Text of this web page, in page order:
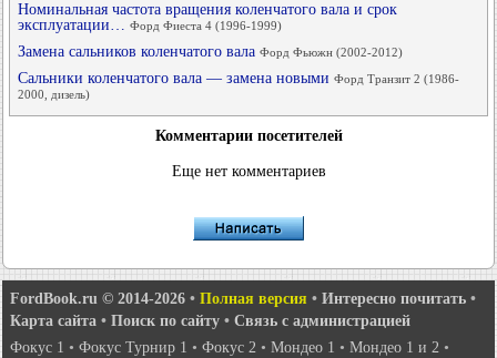
Номинальная частота вращения коленчатого вала и срок
эксплуатации… Форд Фиеста 4 (1996-1999)
Замена сальников коленчатого вала Форд Фьюжн (2002-2012)
Сальники коленчатого вала — замена новыми Форд Транзит 2 (1986-
2000, дизель)
Комментарии посетителей
Еще нет комментариев
FordBook.ru © 2014-2026 • Полная версия • Интересно почитать •
Карта сайта • Поиск по сайту • Связь с администрацией
Фокус 1 • Фокус Турнир 1 • Фокус 2 • Мондео 1 • Мондео 1 и 2 •